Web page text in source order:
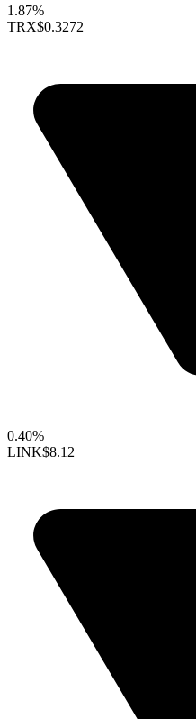
1.87%
TRX$0.3272
0.40%
LINK$8.12